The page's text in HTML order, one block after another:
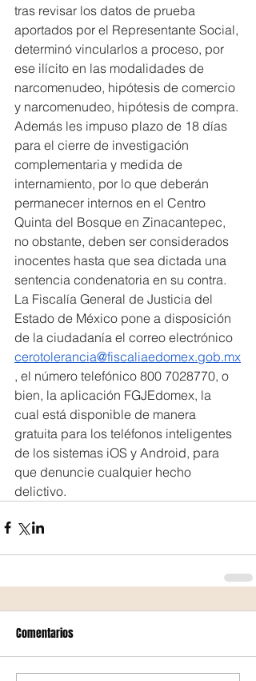
tras revisar los datos de prueba
aportados por el Representante Social,
determinó vincularlos a proceso, por
ese ilícito en las modalidades de
narcomenudeo, hipótesis de comercio
y narcomenudeo, hipótesis de compra.
Además les impuso plazo de 18 días
para el cierre de investigación
complementaria y medida de
internamiento, por lo que deberán
permanecer internos en el Centro
Quinta del Bosque en Zinacantepec,
no obstante, deben ser considerados
inocentes hasta que sea dictada una
sentencia condenatoria en su contra.
La Fiscalía General de Justicia del
Estado de México pone a disposición
de la ciudadanía el correo electrónico
cerotolerancia@fiscaliaedomex.gob.mx
, el número telefónico 800 7028770, o
bien, la aplicación FGJEdomex, la
cual está disponible de manera
gratuita para los teléfonos inteligentes
de los sistemas iOS y Android, para
que denuncie cualquier hecho
delictivo.
Comentarios